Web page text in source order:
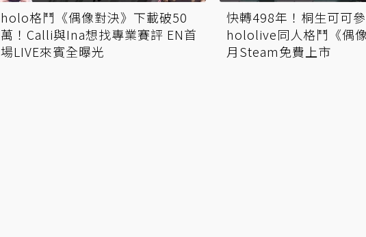
holo格鬥《偶像對決》下載破50
萬！Calli與Ina想找專業賽評 EN首
場LIVE來賓全曝光
快轉498年！桐生可可
hololive同人格鬥《偶
月Steam免費上市